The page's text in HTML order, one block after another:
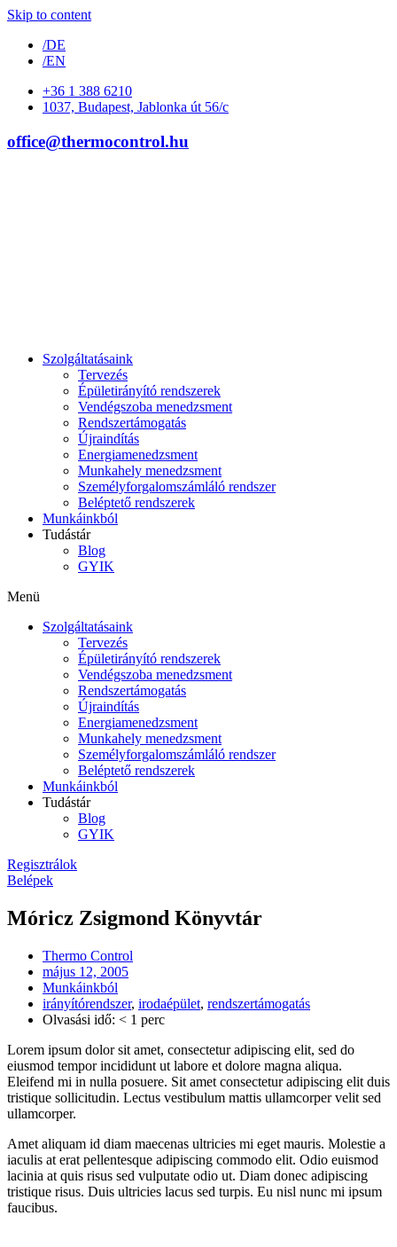
Skip to content
/DE
/EN
+36 1 388 6210
1037, Budapest, Jablonka út 56/c
office@thermocontrol.hu
Szolgáltatásaink
Tervezés
Épületirányító rendszerek
Vendégszoba menedzsment
Rendszertámogatás
Újraindítás
Energiamenedzsment
Munkahely menedzsment
Személyforgalomszámláló rendszer
Beléptető rendszerek
Munkáinkból
Tudástár
Blog
GYIK
Menü
Szolgáltatásaink
Tervezés
Épületirányító rendszerek
Vendégszoba menedzsment
Rendszertámogatás
Újraindítás
Energiamenedzsment
Munkahely menedzsment
Személyforgalomszámláló rendszer
Beléptető rendszerek
Munkáinkból
Tudástár
Blog
GYIK
Regisztrálok
Belépek
Móricz Zsigmond Könyvtár
Thermo Control
május 12, 2005
Munkáinkból
irányítórendszer, irodaépület, rendszertámogatás
Olvasási idő: < 1 perc
Lorem ipsum dolor sit amet, consectetur adipiscing elit, sed do
eiusmod tempor incididunt ut labore et dolore magna aliqua.
Eleifend mi in nulla posuere. Sit amet consectetur adipiscing elit duis
tristique sollicitudin. Lectus vestibulum mattis ullamcorper velit sed
ullamcorper.
Amet aliquam id diam maecenas ultricies mi eget mauris. Molestie a
iaculis at erat pellentesque adipiscing commodo elit. Odio euismod
lacinia at quis risus sed vulputate odio ut. Diam donec adipiscing
tristique risus. Duis ultricies lacus sed turpis. Eu nisl nunc mi ipsum
faucibus.